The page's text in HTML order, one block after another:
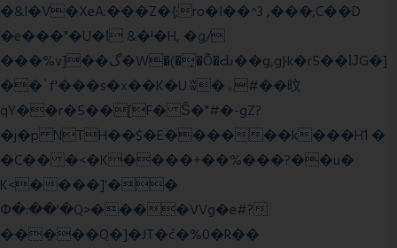
�&I�V�XeA:���Z�{;ro�I��^3 ,���;C��D
�e���"�U�ǀ &�!�H, �g/
���%v]��گ�W�(�̟�Õ�Ԃ��g,g}k�r5��ĲG�]
��`f'���s�x��K�U.ʬ�ۃ#��旼
qY��r�5��[F� Ŝ�"#�-gZ?
�j�p NTH��$�E������k���H1 �
�C�� �<�K����+��%���?��u�
K<����]'��
Փ�:��'�Q>����VVg�e#?
�����Q�]�JT�݁c�%0�R��